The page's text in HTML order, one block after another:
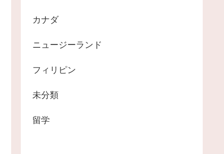
カナダ
ニュージーランド
フィリピン
未分類
留学